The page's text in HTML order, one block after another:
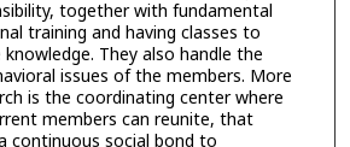
together with fundamental
training and having classes to
They also handle the
issues of the members. More
is the coordinating center where
members can reunite, that
continuous social bond to